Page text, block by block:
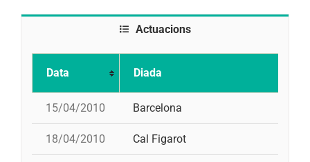
Actuacions
Data Diada
15/04/2010 Barcelona
18/04/2010 Cal Figarot